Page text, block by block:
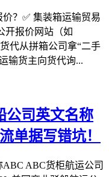
？✅ 集装箱运输贸易
开报价网站（如
代从拼箱公司拿“二手
输货主向货代询...
公司英文名称
单据写错坑！
ABC货柜航运公司